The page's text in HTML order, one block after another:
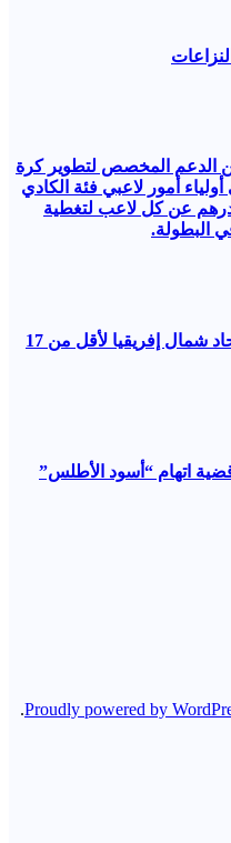
الدعم المخصص لتطوير كرة
أمور لاعبي فئة الكادي
أحد الأندية بمطالبتهم بأداء 1000 درهم عن كل لاعب لتغطية
البطولة.
لبؤات الأطلس يتوجن بلقب بطولة اتحاد شمال إفريقيا لأقل من 17
قضية اتهام “أسود الأطلس”
Proudly powered by
.